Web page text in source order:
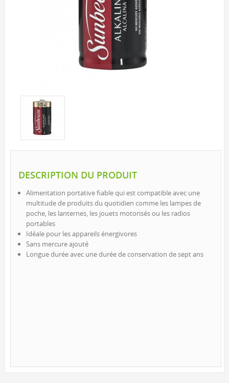
LAMPES SOLAIRES
LANTERNES D’APPOINT
SAISONNIERS ET NOUVEAUTÉS
DEL
INCANDESCENT
VEILLEUSES
LAMPES DE POCHE ET LANTERNES
INTÉRIEUR DE BASE
INTÉRIEUR À DEL
EXTÉRIEUR À DEL
LAMPES DE TRAVAIL À DEL
NOUVEAUTÉS
EXTÉRIEUR
DESCRIPTION DU PRODUIT
Alimentation portative fiable qui est compatible avec une
multitude de produits du quotidien comme les lampes de
poche, les lanternes, les jouets motorisés ou les radios
portables
Idéale pour les appareils énergivores
Sans mercure ajouté
Longue durée avec une durée de conservation de sept ans